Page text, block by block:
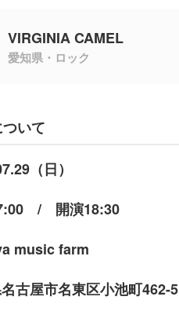
VIRGINIA CAMEL
愛知県・ロック
いて
（日）
/ 開演18:30
music farm
古屋市名東区小池町462-5